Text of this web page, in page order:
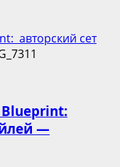
авторский сет
—